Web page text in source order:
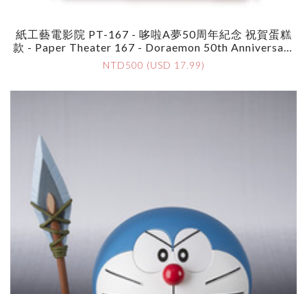
紙工藝電影院 PT-167 - 哆啦A夢50周年紀念 祝賀蛋糕
款 - Paper Theater 167 - Doraemon 50th Anniversary
Celebration With Cake
NTD500 (USD 17.99)